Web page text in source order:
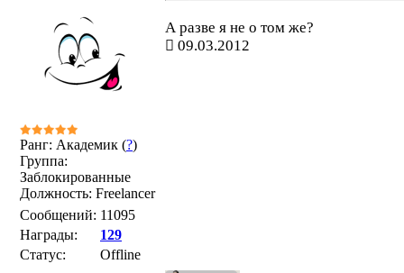
Ранг: Академик (?)
Группа:
Заблокированные
Должность: Freelancer
Сообщений: 11095
Награды:
129
Статус:
Offline
А разве я не о том же?
09.03.2012